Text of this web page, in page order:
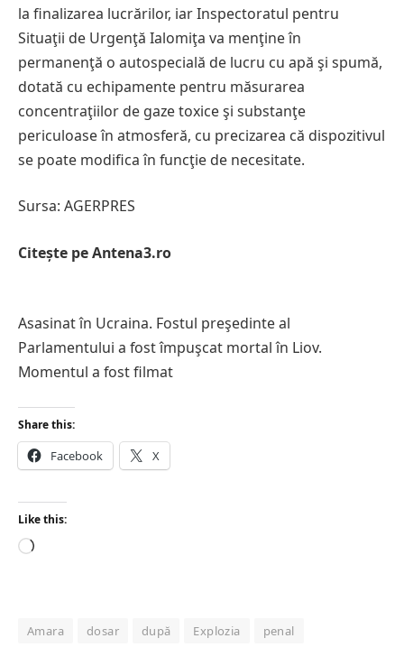
la finalizarea lucrărilor, iar Inspectoratul pentru
Situaţii de Urgenţă Ialomiţa va menţine în
permanenţă o autospecială de lucru cu apă şi spumă,
dotată cu echipamente pentru măsurarea
concentraţiilor de gaze toxice şi substanţe
periculoase în atmosferă, cu precizarea că dispozitivul
se poate modifica în funcţie de necesitate.
Sursa: AGERPRES
Citește pe Antena3.ro
Asasinat în Ucraina. Fostul preşedinte al
Parlamentului a fost împuşcat mortal în Liov.
Momentul a fost filmat
Share this:
Facebook X
Like this:
Loading…
Amara dosar după Explozia penal